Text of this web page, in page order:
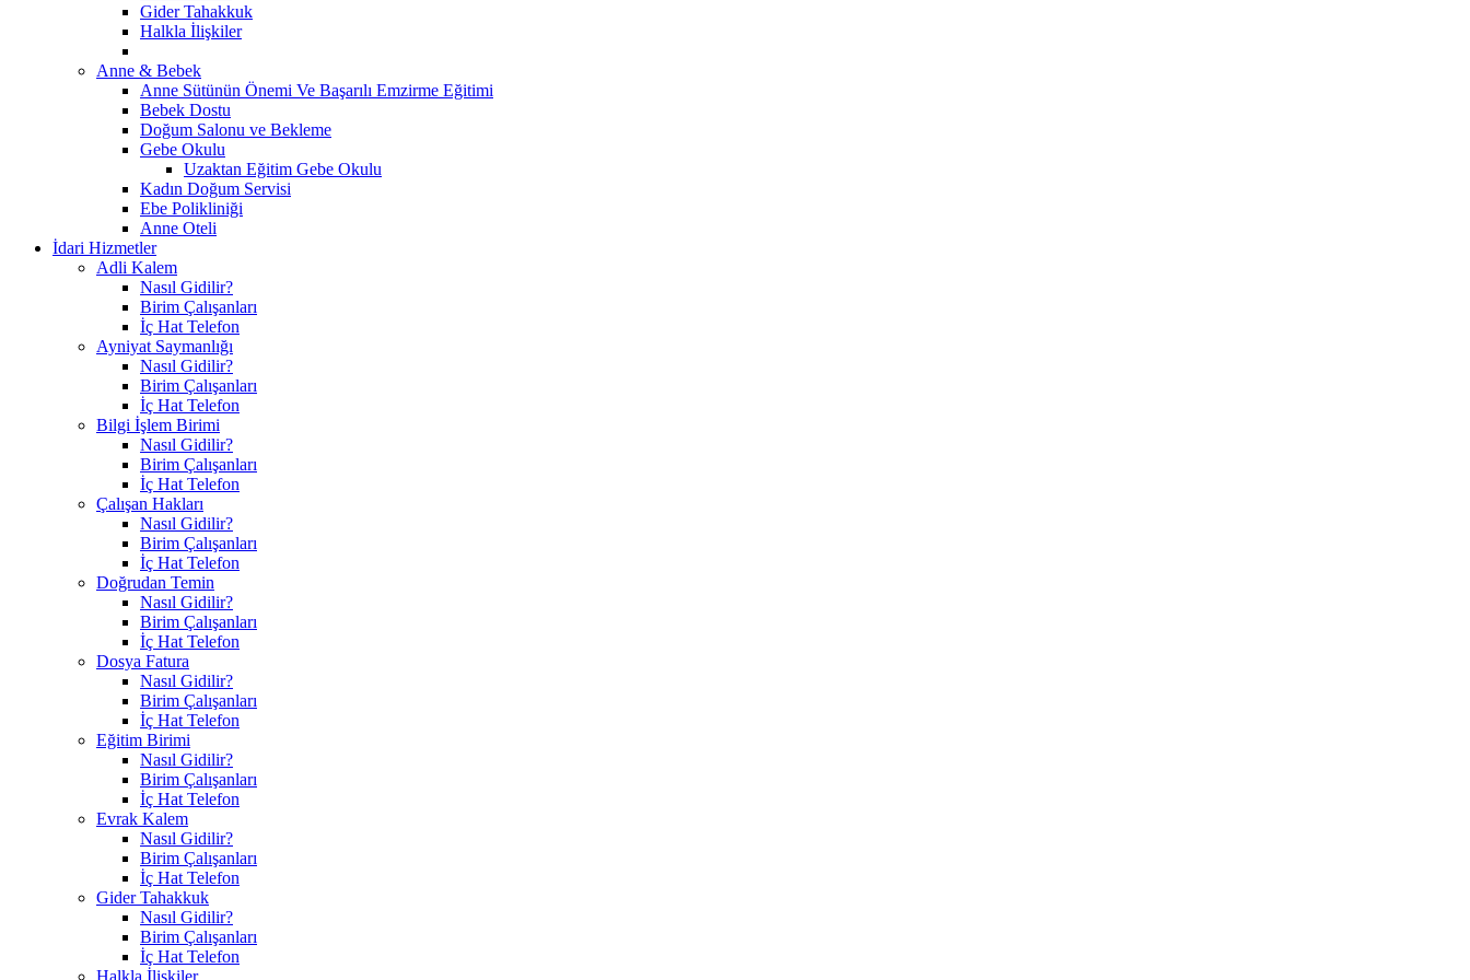
Gider Tahakkuk
Halkla İlişkiler
Anne & Bebek
Anne Sütünün Önemi Ve Başarılı Emzirme Eğitimi
Bebek Dostu
Doğum Salonu ve Bekleme
Gebe Okulu
Uzaktan Eğitim Gebe Okulu
Kadın Doğum Servisi
Ebe Polikliniği
Anne Oteli
İdari Hizmetler
Adli Kalem
Nasıl Gidilir?
Birim Çalışanları
İç Hat Telefon
Ayniyat Saymanlığı
Nasıl Gidilir?
Birim Çalışanları
İç Hat Telefon
Bilgi İşlem Birimi
Nasıl Gidilir?
Birim Çalışanları
İç Hat Telefon
Çalışan Hakları
Nasıl Gidilir?
Birim Çalışanları
İç Hat Telefon
Doğrudan Temin
Nasıl Gidilir?
Birim Çalışanları
İç Hat Telefon
Dosya Fatura
Nasıl Gidilir?
Birim Çalışanları
İç Hat Telefon
Eğitim Birimi
Nasıl Gidilir?
Birim Çalışanları
İç Hat Telefon
Evrak Kalem
Nasıl Gidilir?
Birim Çalışanları
İç Hat Telefon
Gider Tahakkuk
Nasıl Gidilir?
Birim Çalışanları
İç Hat Telefon
Halkla İlişkiler